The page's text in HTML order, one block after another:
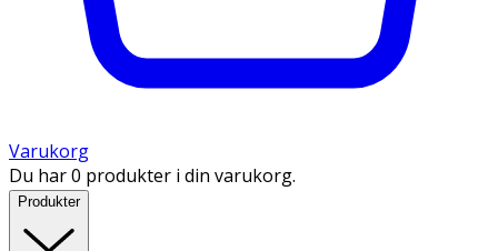
Varukorg
Du har 0 produkter i din varukorg.
Produkter